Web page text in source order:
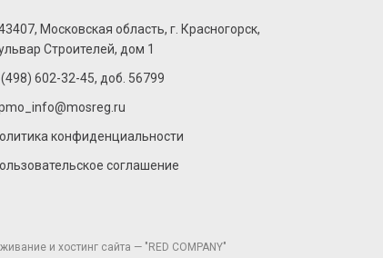
Московская область, г. Красногорск,
Строителей, дом 1
602-32-45, доб. 56799
конфиденциальности
соглашение
и хостинг сайта — "RED COMPANY"